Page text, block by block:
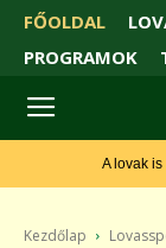
FŐOLDAL
PROGRAMOK
A lovak is
Kezdőlap